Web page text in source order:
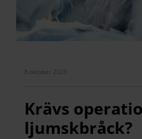
8 oktober 2025
Krävs
ljumskbråck?